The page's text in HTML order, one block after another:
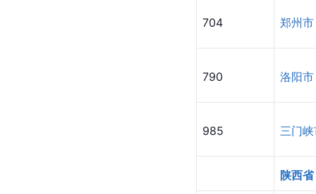
704 郑州市
790 洛阳市
985 三门
陕西省